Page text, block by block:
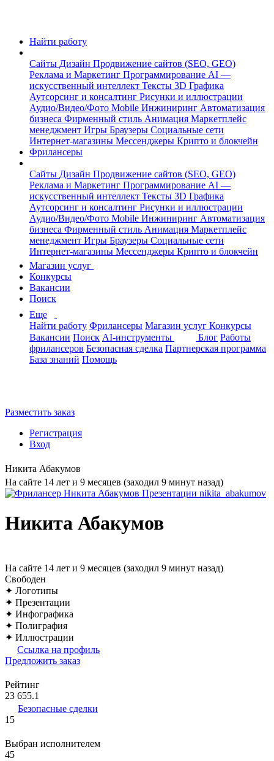
Найти работу
Сайты Дизайн Продвижение сайтов (SEO, GEO)
Реклама и Маркетинг Программирование AI —
искусственный интеллект Тексты 3D Графика
Аутсорсинг и консалтинг Рисунки и иллюстрации
Аудио/Видео/Фото Mobile Инжиниринг Автоматизация
бизнеса Фирменный стиль Анимация Маркетплейс
менеджмент Игры Браузеры Социальные сети
Интернет-магазины Мессенджеры Крипто и блокчейн
Фрилансеры
Сайты Дизайн Продвижение сайтов (SEO, GEO)
Реклама и Маркетинг Программирование AI —
искусственный интеллект Тексты 3D Графика
Аутсорсинг и консалтинг Рисунки и иллюстрации
Аудио/Видео/Фото Mobile Инжиниринг Автоматизация
бизнеса Фирменный стиль Анимация Маркетплейс
менеджмент Игры Браузеры Социальные сети
Интернет-магазины Мессенджеры Крипто и блокчейн
Магазин услуг
Конкурсы
Вакансии
Поиск
Еще
Найти работу Фрилансеры Магазин услуг Конкурсы
Вакансии Поиск AI-инструменты Блог Работы
фрилансеров Безопасная сделка Партнерская программа
База знаний Помощь
Разместить заказ
Регистрация
Вход
Никита Абакумов
На сайте 14 лет и 9 месяцев (заходил 9 минут назад)
Никита Абакумов
На сайте 14 лет и 9 месяцев (заходил 9 минут назад)
Свободен
✦ Логотипы
✦ Презентации
✦ Инфографика
✦ Полиграфия
✦ Иллюстрации
Ссылка на профиль
Предложить заказ
Рейтинг
23 655.1
Безопасные сделки
15
Выбран исполнителем
45